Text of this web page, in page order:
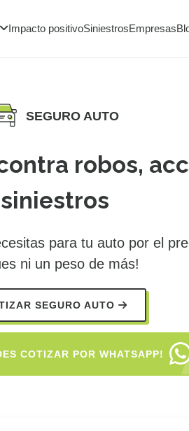
Impacto positivoSiniestrosEmpresas
SEGURO AUTO
robos,
siniestros
para tu auto por el
ni un peso de más!
SEGURO AUTO
COTIZAR POR WHATSAPP!